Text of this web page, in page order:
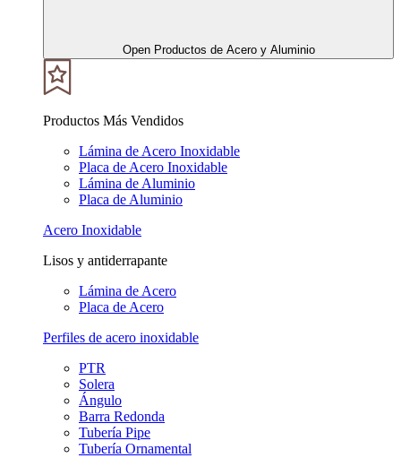
Open Productos de Acero y Aluminio
Productos Más Vendidos
Lámina de Acero Inoxidable
Placa de Acero Inoxidable
Lámina de Aluminio
Placa de Aluminio
Acero Inoxidable
Lisos y antiderrapante
Lámina de Acero
Placa de Acero
Perfiles de acero inoxidable
PTR
Solera
Ángulo
Barra Redonda
Tubería Pipe
Tubería Ornamental